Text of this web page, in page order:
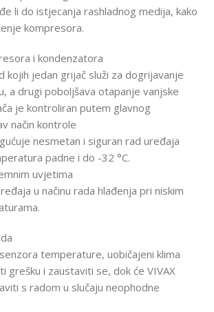
li do istjecanja rashladnog medija, kako
kompresora.
i kondenzatora
kojih jedan grijač služi za dogrijavanje
a drugi poboljšava otapanje vanjske
je kontroliran putem glavnog
način kontrole
nesmetan i siguran rad uređaja
padne i do -32 °C.
uvjetima
u načinu rada hlađenja pri niskim
temperature, uobičajeni klima
grešku i zaustaviti se, dok će VIVAX
s radom u slučaju neophodne